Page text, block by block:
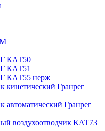
КАТ50
КАТ51
КАТ55 нерж
кинетический Гранрег
автоматический Гранрег
воздухоотводчик КАТ73